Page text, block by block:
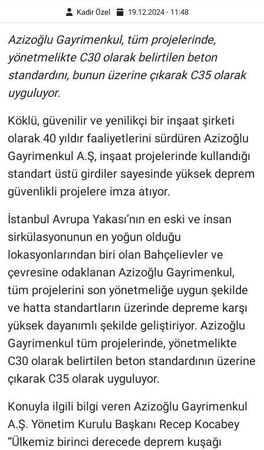
Kadir Özel 19.12.2024 - 11:48
Azizoğlu Gayrimenkul, tüm projelerinde,
yönetmelikte C30 olarak belirtilen beton
standardını, bunun üzerine çıkarak C35 olarak
uyguluyor.
Köklü, güvenilir ve yenilikçi bir inşaat şirketi
olarak 40 yıldır faaliyetlerini sürdüren Azizoğlu
Gayrimenkul A.Ş, inşaat projelerinde kullandığı
standart üstü girdiler sayesinde yüksek deprem
güvenlikli projelere imza atıyor.
İstanbul Avrupa Yakası’nın en eski ve insan
sirkülasyonunun en yoğun olduğu
lokasyonlarından biri olan Bahçelievler ve
çevresine odaklanan Azizoğlu Gayrimenkul,
tüm projelerini son yönetmeliğe uygun şekilde
ve hatta standartların üzerinde depreme karşı
yüksek dayanımlı şekilde geliştiriyor. Azizoğlu
Gayrimenkul tüm projelerinde, yönetmelikte
C30 olarak belirtilen beton standardının üzerine
çıkarak C35 olarak uyguluyor.
Konuyla ilgili bilgi veren Azizoğlu Gayrimenkul
A.Ş. Yönetim Kurulu Başkanı Recep Kocabey
“Ülkemiz birinci derecede deprem kuşağı